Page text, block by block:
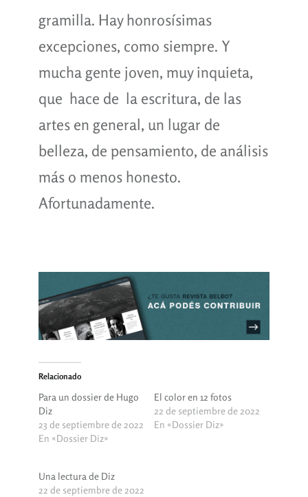
gramilla. Hay honrosísimas
excepciones, como siempre. Y
mucha gente joven, muy inquieta,
que hace de la escritura, de las
artes en general, un lugar de
belleza, de pensamiento, de análisis
más o menos honesto.
Afortunadamente.
Relacionado
Para un dossier de Hugo
Diz
23 de septiembre de 2022
En «Dossier Diz»
El color en 12 fotos
22 de septiembre de 2022
En «Dossier Diz»
Una lectura de Diz
22 de septiembre de 2022